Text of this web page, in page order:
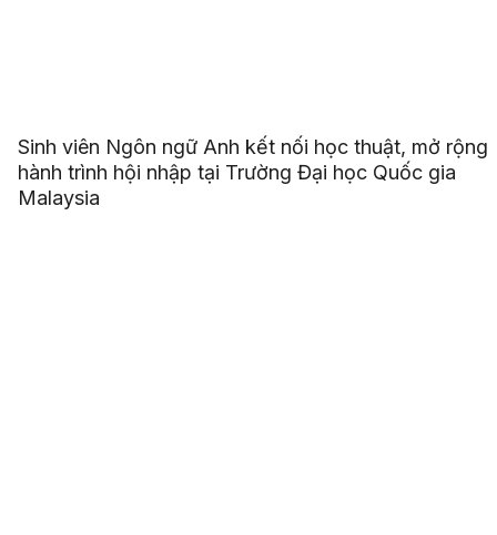
Sinh viên Ngôn ngữ Anh kết nối học thuật, mở rộng
hành trình hội nhập tại Trường Đại học Quốc gia
Malaysia